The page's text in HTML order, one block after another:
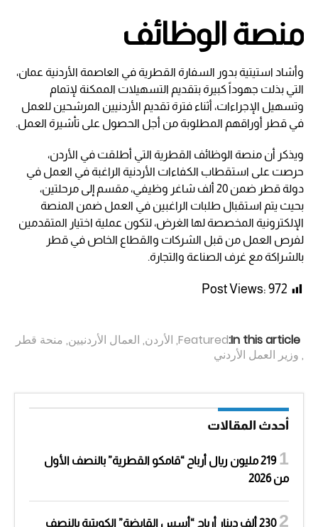
منصة الوظائف
وأشاد استيتية بدور السفارة القطرية في العاصمة الأردنية عمان،
التي بذلت جهوداً كبيرة بتقديم التسهيلات الممكنة لإتمام
وتسهيل الإجراءات، أثناء فترة تقديم الأردنيين المرشحين للعمل
في قطر أوراقهم المطلوبة من أجل الحصول على تأشيرة العمل.
ويذكر أن منصة الوظائف القطرية التي أطلقت في الأردن،
حرصت على استقطاب الكفاءات الأردنية الراغبة في العمل في
دولة قطر ضمن 20 ألف شاغر وظيفي، مقسم إلى مرحلتين،
بحيث يتم استقبال طلبات الراغبين في العمل ضمن المنصة
الإلكترونية المخصصة لها الغرض، لتكون عملية اختيار المتقدمين
لفرص العمل من قبل الشركات والقطاع الخاص في قطر
بالشراكة مع غرف الصناعة والتجارة.
Post Views: 972
In this article:
Featured
, الأردن, العمال الأردنيين, منحة قطر
, وزير العمل الأردني
أحدث المقالات
219 مليون ريال أرباح “قامكو القطرية” بالنصف الأول
من 2026
230 ألف دينار أرباح “أسس القابضة” الكويتية بالنصف